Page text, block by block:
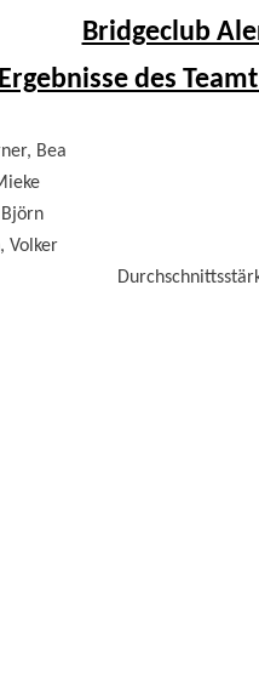
Bridgeclub
Ergebnisse des
Bea
Volker